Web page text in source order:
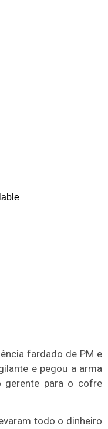
fardado de PM e
e pegou a arma
gerente para o cofre
todo o dinheiro